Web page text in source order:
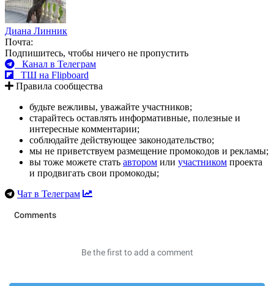
Диана Линник
Почта:
Подпишитесь, чтобы ничего не пропустить
Канал в Телеграм
ТШ на Flipboard
Правила сообщества
будьте вежливы, уважайте участников;
старайтесь оставлять информативные, полезные и
интересные комментарии;
соблюдайте действующее законодательство;
мы не приветствуем размещение промокодов и рекламы;
вы тоже можете стать автором или участником проекта
и продвигать свои промокоды;
Чат в Телеграм